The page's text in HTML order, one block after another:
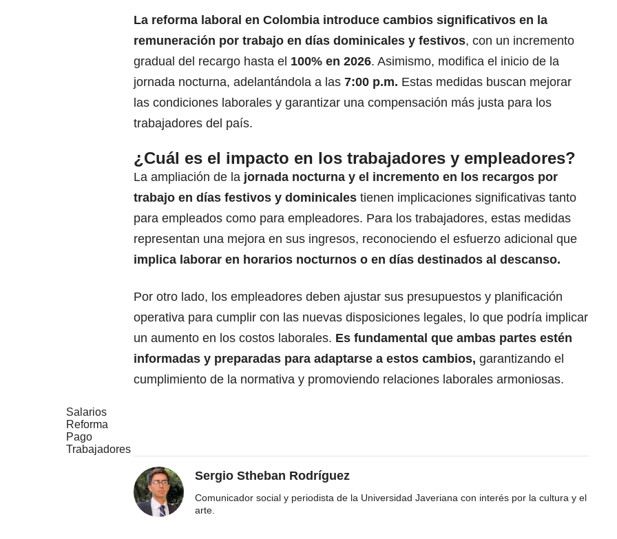
La reforma laboral en Colombia introduce cambios significativos en la
remuneración por trabajo en días dominicales y festivos, con un incremento
gradual del recargo hasta el 100% en 2026. Asimismo, modifica el inicio de la
jornada nocturna, adelantándola a las 7:00 p.m. Estas medidas buscan mejorar
las condiciones laborales y garantizar una compensación más justa para los
trabajadores del país.
¿Cuál es el impacto en los trabajadores y empleadores?
La ampliación de la jornada nocturna y el incremento en los recargos por
trabajo en días festivos y dominicales tienen implicaciones significativas tanto
para empleados como para empleadores. Para los trabajadores, estas medidas
representan una mejora en sus ingresos, reconociendo el esfuerzo adicional que
implica laborar en horarios nocturnos o en días destinados al descanso.
Por otro lado, los empleadores deben ajustar sus presupuestos y planificación
operativa para cumplir con las nuevas disposiciones legales, lo que podría implicar
un aumento en los costos laborales. Es fundamental que ambas partes estén
informadas y preparadas para adaptarse a estos cambios, garantizando el
cumplimiento de la normativa y promoviendo relaciones laborales armoniosas.
Salarios
Reforma
Pago
Trabajadores
Sergio Stheban Rodríguez
Comunicador social y periodista de la Universidad Javeriana con interés por la cultura y el
arte.